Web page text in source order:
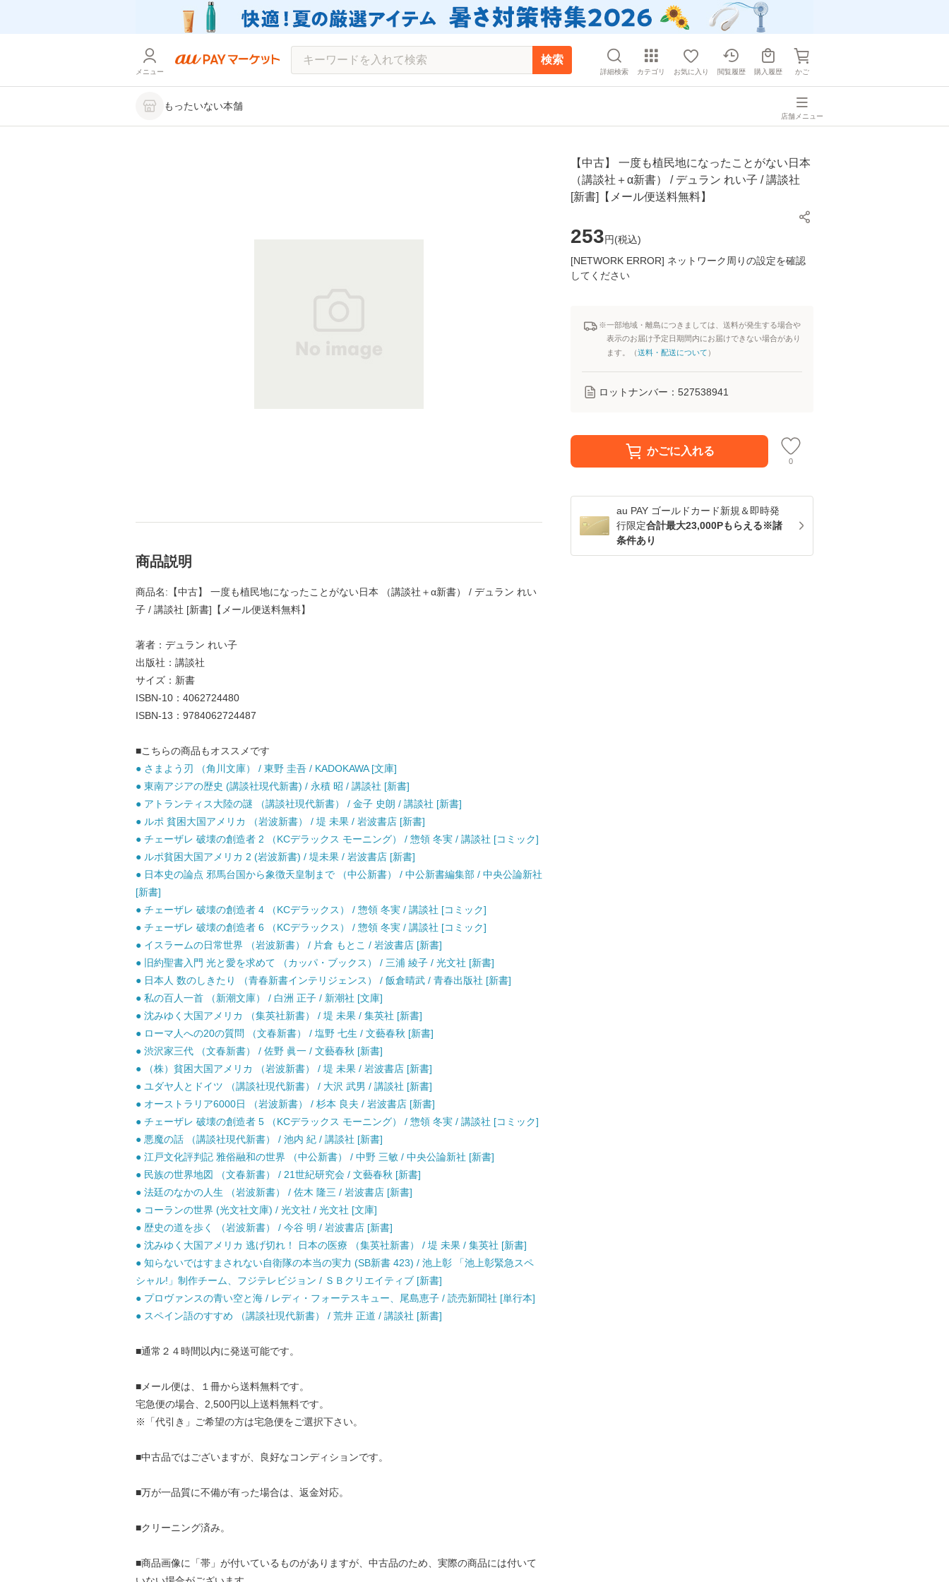
メニュー
検索
詳細検索 カテゴリ お気に入り 閲覧履歴 購入履歴 かご
もったいない本舗
店舗メニュー
【中古】 一度も植民地になったことがない日本
（講談社＋α新書） / デュラン れい子 / 講談社
[新書]【メール便送料無料】
253円(税込)
[NETWORK ERROR] ネットワーク周りの設定を確認
してください
※一部地域・離島につきましては、送料が発生する場合や
表示のお届け予定日期間内にお届けできない場合があり
ます。（送料・配送について ）
ロットナンバー： 527538941
かごに入れる
0
au PAY ゴールドカード新規＆即時発
行限定合計最大23,000Pもらえる※諸
条件あり
商品説明
商品名:【中古】 一度も植民地になったことがない日本 （講談社＋α新書） / デュラン れい
子 / 講談社 [新書]【メール便送料無料】
著者：デュラン れい子
出版社：講談社
サイズ：新書
ISBN-10：4062724480
ISBN-13：9784062724487
■こちらの商品もオススメです
● さまよう刃 （角川文庫） / 東野 圭吾 / KADOKAWA [文庫]
● 東南アジアの歴史 (講談社現代新書) / 永積 昭 / 講談社 [新書]
● アトランティス大陸の謎 （講談社現代新書） / 金子 史朗 / 講談社 [新書]
● ルポ 貧困大国アメリカ （岩波新書） / 堤 未果 / 岩波書店 [新書]
● チェーザレ 破壊の創造者 2 （KCデラックス モーニング） / 惣領 冬実 / 講談社 [コミック]
● ルポ貧困大国アメリカ 2 (岩波新書) / 堤未果 / 岩波書店 [新書]
● 日本史の論点 邪馬台国から象徴天皇制まで （中公新書） / 中公新書編集部 / 中央公論新社
[新書]
● チェーザレ 破壊の創造者 4 （KCデラックス） / 惣領 冬実 / 講談社 [コミック]
● チェーザレ 破壊の創造者 6 （KCデラックス） / 惣領 冬実 / 講談社 [コミック]
● イスラームの日常世界 （岩波新書） / 片倉 もとこ / 岩波書店 [新書]
● 旧約聖書入門 光と愛を求めて （カッパ・ブックス） / 三浦 綾子 / 光文社 [新書]
● 日本人 数のしきたり （青春新書インテリジェンス） / 飯倉晴武 / 青春出版社 [新書]
● 私の百人一首 （新潮文庫） / 白洲 正子 / 新潮社 [文庫]
● 沈みゆく大国アメリカ （集英社新書） / 堤 未果 / 集英社 [新書]
● ローマ人への20の質問 （文春新書） / 塩野 七生 / 文藝春秋 [新書]
● 渋沢家三代 （文春新書） / 佐野 眞一 / 文藝春秋 [新書]
● （株）貧困大国アメリカ （岩波新書） / 堤 未果 / 岩波書店 [新書]
● ユダヤ人とドイツ （講談社現代新書） / 大沢 武男 / 講談社 [新書]
● オーストラリア6000日 （岩波新書） / 杉本 良夫 / 岩波書店 [新書]
● チェーザレ 破壊の創造者 5 （KCデラックス モーニング） / 惣領 冬実 / 講談社 [コミック]
● 悪魔の話 （講談社現代新書） / 池内 紀 / 講談社 [新書]
● 江戸文化評判記 雅俗融和の世界 （中公新書） / 中野 三敏 / 中央公論新社 [新書]
● 民族の世界地図 （文春新書） / 21世紀研究会 / 文藝春秋 [新書]
● 法廷のなかの人生 （岩波新書） / 佐木 隆三 / 岩波書店 [新書]
● コーランの世界 (光文社文庫) / 光文社 / 光文社 [文庫]
● 歴史の道を歩く （岩波新書） / 今谷 明 / 岩波書店 [新書]
● 沈みゆく大国アメリカ 逃げ切れ！ 日本の医療 （集英社新書） / 堤 未果 / 集英社 [新書]
● 知らないではすまされない自衛隊の本当の実力 (SB新書 423) / 池上彰 「池上彰緊急スペ
シャル!」制作チーム、フジテレビジョン / ＳＢクリエイティブ [新書]
● プロヴァンスの青い空と海 / レディ・フォーテスキュー、尾島恵子 / 読売新聞社 [単行本]
● スペイン語のすすめ （講談社現代新書） / 荒井 正道 / 講談社 [新書]
■通常２４時間以内に発送可能です。
■メール便は、１冊から送料無料です。
宅急便の場合、2,500円以上送料無料です。
※「代引き」ご希望の方は宅急便をご選択下さい。
■中古品ではございますが、良好なコンディションです。
■万が一品質に不備が有った場合は、返金対応。
■クリーニング済み。
■商品画像に「帯」が付いているものがありますが、中古品のため、実際の商品には付いて